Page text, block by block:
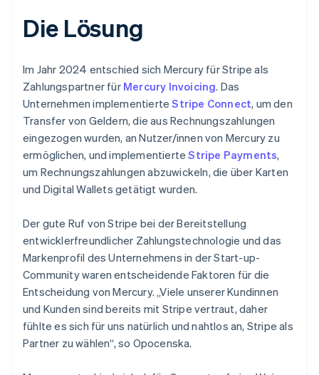
Die Lösung
Im Jahr 2024 entschied sich Mercury für Stripe als
Zahlungspartner für Mercury Invoicing. Das
Unternehmen implementierteStripe Connect, um den
Transfer von Geldern, die aus Rechnungszahlungen
eingezogen wurden, an Nutzer/innen von Mercury zu
ermöglichen, und implementierteStripe Payments,
um Rechnungszahlungen abzuwickeln, die über Karten
und Digital Wallets getätigt wurden.
Der gute Ruf von Stripe bei der Bereitstellung
entwicklerfreundlicher Zahlungstechnologie und das
Markenprofil des Unternehmens in der Start-up-
Community waren entscheidende Faktoren für die
Entscheidung von Mercury. „Viele unserer Kundinnen
und Kunden sind bereits mit Stripe vertraut, daher
fühlte es sich für uns natürlich und nahtlos an, Stripe als
Partner zu wählen“, so Opocenska.